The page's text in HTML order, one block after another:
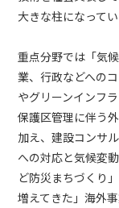
大きな柱になって
重点分野では「気
業、行政などへの
やグリーンインフ
保護区管理に伴う
加え、建設コンサ
への対応と気候変
ど防災まちづくり
増えてきた」海外